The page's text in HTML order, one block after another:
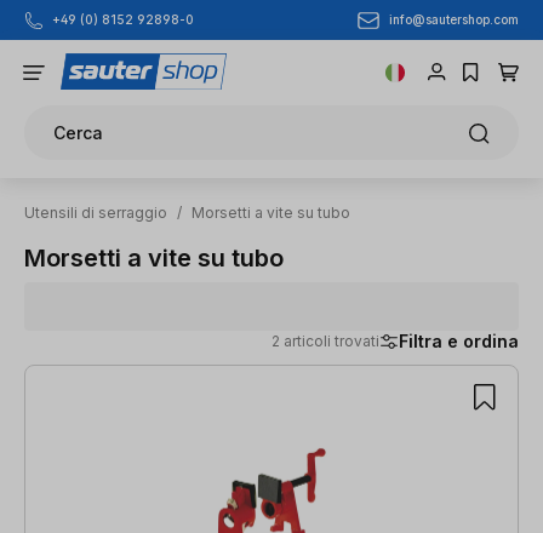
Passa al contenuto principale
+49 (0) 8152 92898-0 info@sautershop.com
Cerca
Utensili di serraggio / Morsetti a vite su tubo
Morsetti a vite su tubo
2 articoli trovati Filtra e ordina
2 articoli trovati